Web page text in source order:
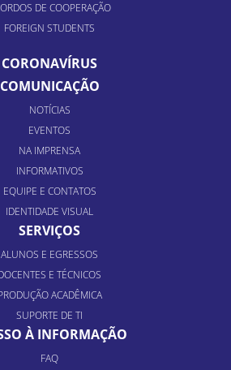
DE COOPERAÇÃO
FOREIGN STUDENTS
CORONAVÍRUS
COMUNICAÇÃO
NOTÍCIAS
EVENTOS
NA IMPRENSA
INFORMATIVOS
EQUIPE E CONTATOS
IDENTIDADE VISUAL
SERVIÇOS
ALUNOS E EGRESSOS
E TÉCNICOS
ACADÊMICA
SUPORTE DE TI
À INFORMAÇÃO
FAQ